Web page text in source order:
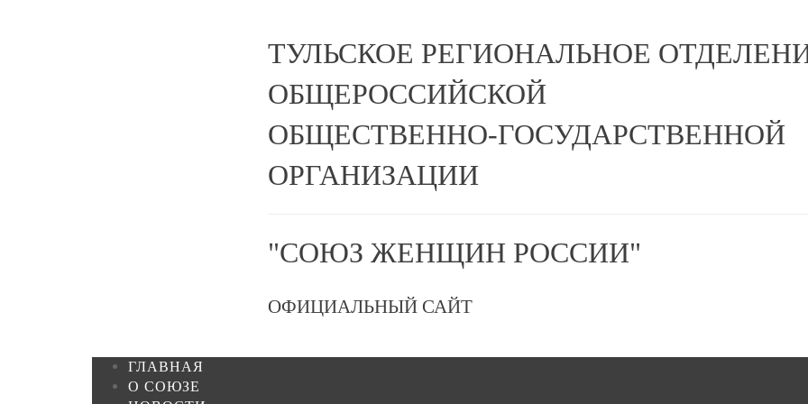
ТУЛЬСКОЕ РЕГИОНАЛЬНОЕ
ОБЩЕРОССИЙСКОЙ
ОБЩЕСТВЕННО-ГОСУДАРСТВЕННОЙ
ОРГАНИЗАЦИИ
"СОЮЗ ЖЕНЩИН РОССИИ"
ОФИЦИАЛЬНЫЙ САЙТ
ГЛАВНАЯ
О СОЮЗЕ